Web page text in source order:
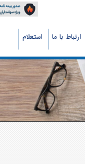
ارتباط با ما استعلام